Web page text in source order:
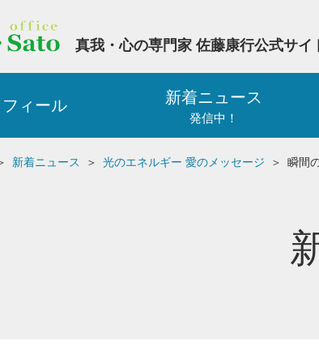
真我・心の専門家 佐藤康行公式サイ
ィール 新着ニュース
発信中！
新着ニュース 光のエネルギー 愛のメッセージ 瞬間